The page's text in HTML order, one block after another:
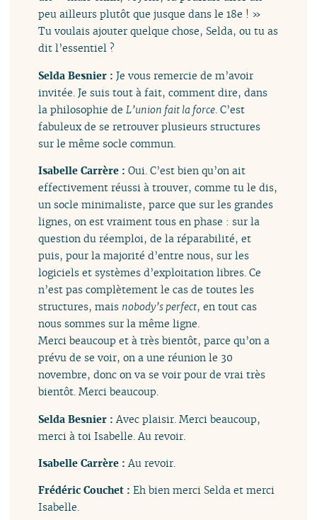
peu ailleurs plutôt que jusque dans le 18e ! »
Tu voulais ajouter quelque chose, Selda, ou tu as
dit l’essentiel ?
Selda Besnier :Je vous remercie de m’avoir
invitée. Je suis tout à fait, comment dire, dans
la philosophie deL’union fait la force. C’est
fabuleux de se retrouver plusieurs structures
sur le même socle commun.
Isabelle Carrère :Oui. C’est bien qu’on ait
effectivement réussi à trouver, comme tu le dis,
un socle minimaliste, parce que sur les grandes
lignes, on est vraiment tous en phase : sur la
question du réemploi, de la réparabilité, et
puis, pour la majorité d’entre nous, sur les
logiciels et systèmes d’exploitation libres. Ce
n’est pas complètement le cas de toutes les
structures, mais nobody’s perfect, en tout cas
nous sommes sur la même ligne.
Merci beaucoup et à très bientôt, parce qu’on a
prévu de se voir, on a une réunion le 30
novembre, donc on va se voir pour de vrai très
bientôt. Merci beaucoup.
Selda Besnier :Avec plaisir. Merci beaucoup,
merci à toi Isabelle. Au revoir.
Isabelle Carrère :Au revoir.
Frédéric Couchet :Eh bien merci Selda et merci
Isabelle.